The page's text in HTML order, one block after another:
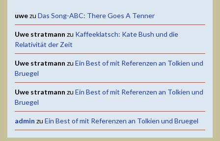
uwezu Das Song-ABC: There Goes A Tenner
Uwe stratmann zu Kaffeeklatsch: Kate Bush und die
Relativität der Zeit
Uwe stratmann zu Ein Best of mit Referenzen an Tolkien und
Bruegel
Uwe stratmann zu Ein Best of mit Referenzen an Tolkien und
Bruegel
admin zu Ein Best of mit Referenzen an Tolkien und Bruegel